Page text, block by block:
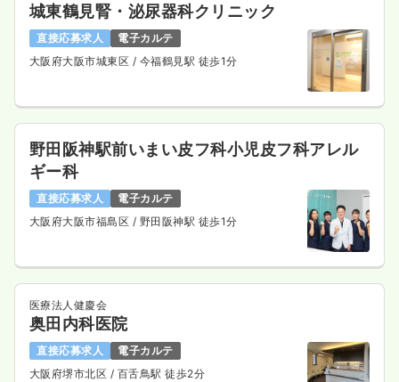
城東鶴見腎・泌尿器科クリニック
直接応募求人
電子カルテ
大阪府大阪市城東区 / 今福鶴見駅 徒歩1分
野田阪神駅前いまい皮フ科小児皮フ科アレル
ギー科
直接応募求人
電子カルテ
大阪府大阪市福島区 / 野田阪神駅 徒歩1分
医療法人健慶会
奥田内科医院
直接応募求人
電子カルテ
大阪府堺市北区 / 百舌鳥駅 徒歩2分